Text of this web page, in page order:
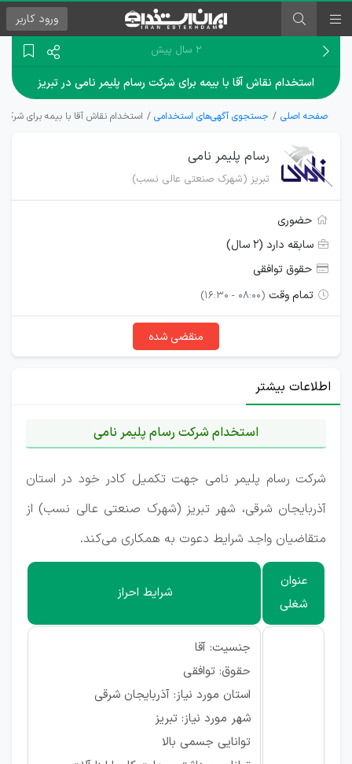
ورود کاربر
۲ سال پیش
استخدام نقاش آقا با بیمه برای شرکت رسام پلیمر نامی در تبریز
صفحه اصلی جستجوی آگهی‌های استخدامی استخدام نقاش آقا با بیمه برای شرکت
رسام پلیمر نامی
تبریز (شهرک صنعتی عالی نسب)
حضوری
سابقه دارد (۲ سال)
حقوق توافقی
تمام وقت (08:00 - 16:30)
منقضی شده
اطلاعات بیشتر
استخدام شرکت رسام پلیمر نامی
شرکت رسام پلیمر نامی جهت تکمیل کادر خود در استان
آذربایجان شرقی، شهر تبریز (شهرک صنعتی عالی نسب) از
متقاضیان واجد شرایط دعوت به همکاری می‌کند.
عنوان
شغلی
شرایط احراز
جنسیت: آقا
حقوق: توافقی
استان مورد نیاز: آذربایجان شرقی
شهر مورد نیاز: تبریز
توانایی جسمی بالا